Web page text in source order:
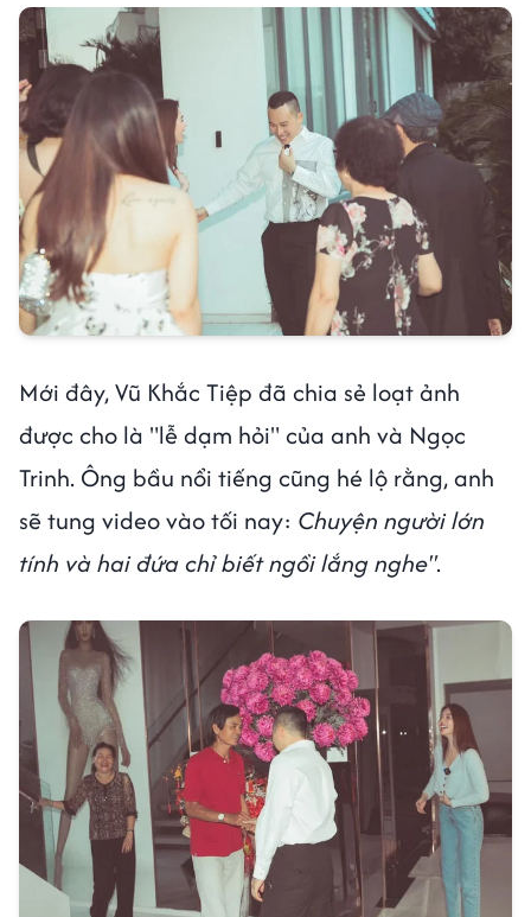
Mới đây, Vũ Khắc Tiệp đã chia sẻ loạt ảnh
được cho là "lễ dạm hỏi" của anh và Ngọc
Trinh. Ông bầu nổi tiếng cũng hé lộ rằng, anh
sẽ tung video vào tối nay: Chuyện người lớn
tính và hai đứa chỉ biết ngồi lắng nghe".